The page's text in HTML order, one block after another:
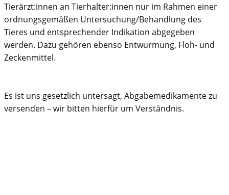
Tierärzt:innen an Tierhalter:innen nur im Rahmen einer
ordnungsgemäßen Untersuchung/Behandlung des
Tieres und entsprechender Indikation abgegeben
werden. Dazu gehören ebenso Entwurmung, Floh- und
Zeckenmittel.
Es ist uns gesetzlich untersagt, Abgabemedikamente zu
versenden – wir bitten hierfür um Verständnis.